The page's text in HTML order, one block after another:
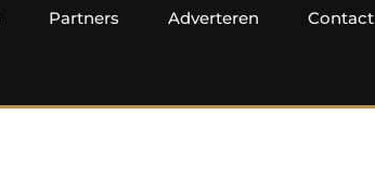
Partners Adverteren Contact